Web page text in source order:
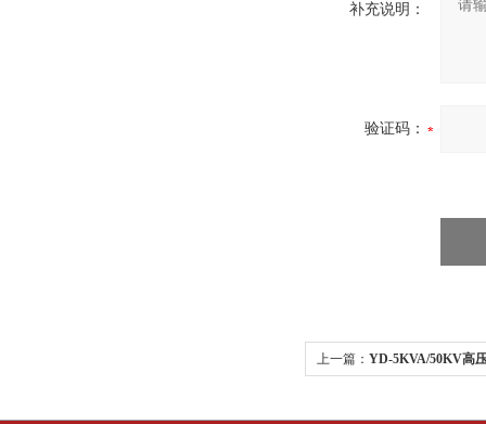
补充说明：
验证码：
上一篇： YD-5KVA/50KV高